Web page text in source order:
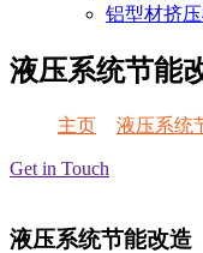
铝型材挤
液压系统节能
主页 液压系统
Get in Touch
液压系统节能改造